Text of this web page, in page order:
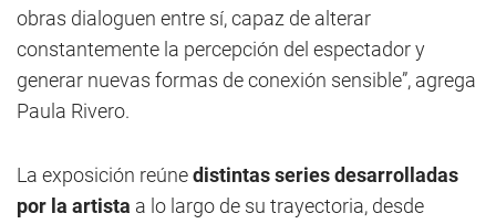
obras dialoguen entre sí, capaz de alterar
constantemente la percepción del espectador y
generar nuevas formas de conexión sensible”, agrega
Paula Rivero.
La exposición reúnedistintas series desarrolladas
por la artista a lo largo de su trayectoria, desde